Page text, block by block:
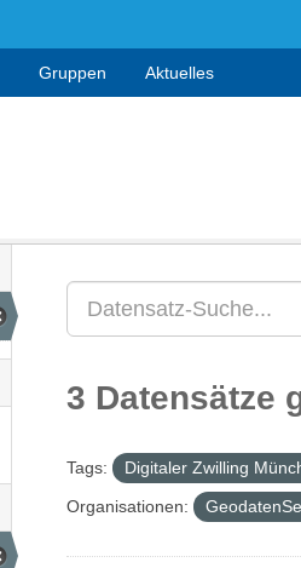
Gruppen Aktuelles
3 Datensätze
Tags: Digitaler Zwilling
Organisationen: